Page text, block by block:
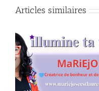
Articles similaires
C’est la faute
l’orienteur!